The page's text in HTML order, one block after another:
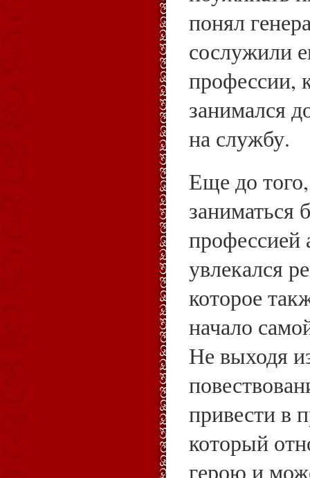
понял
сослужили
профессии,
занимался
на службу.
Еще до
заниматься
профессией
увлекался
которое
начало
Не выходя
привести в
который
герою и